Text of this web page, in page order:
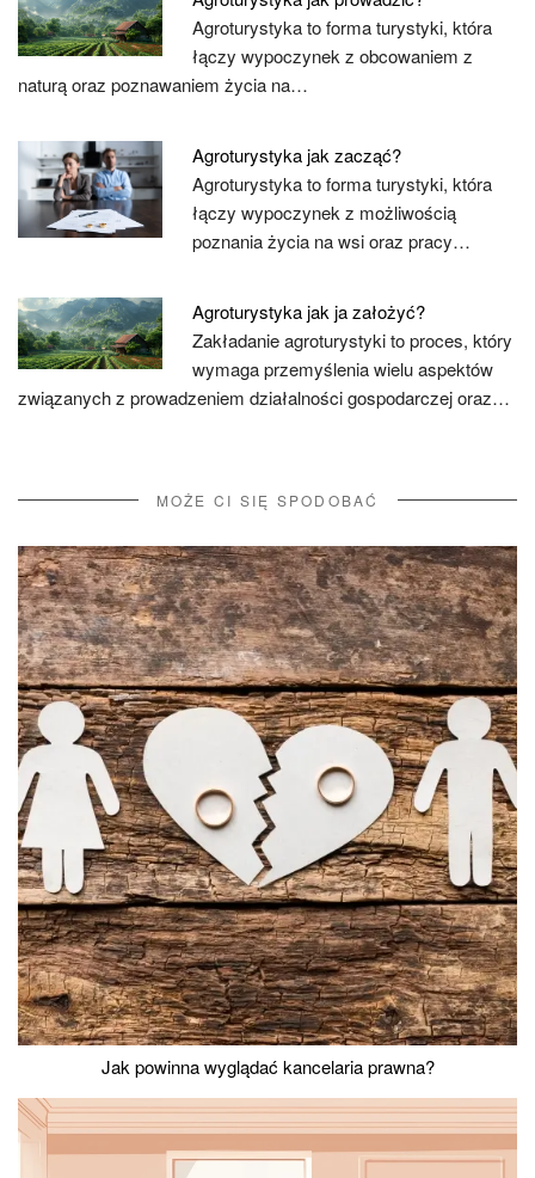
Agroturystyka to forma turystyki, która
łączy wypoczynek z obcowaniem z
naturą oraz poznawaniem życia na…
Agroturystyka jak zacząć?
Agroturystyka to forma turystyki, która
łączy wypoczynek z możliwością
poznania życia na wsi oraz pracy…
Agroturystyka jak ja założyć?
Zakładanie agroturystyki to proces, który
wymaga przemyślenia wielu aspektów
związanych z prowadzeniem działalności gospodarczej oraz…
MOŻE CI SIĘ SPODOBAĆ
Jak powinna wyglądać kancelaria prawna?